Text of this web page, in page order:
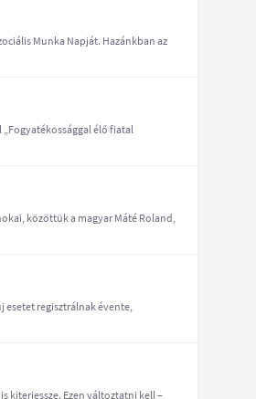
Munka Napját. Hazánkban az
„Fogyatékossággal élő fiatal
közöttük a magyar Máté Roland,
esetet regisztrálnak évente,
kiterjessze. Ezen változtatni kell –